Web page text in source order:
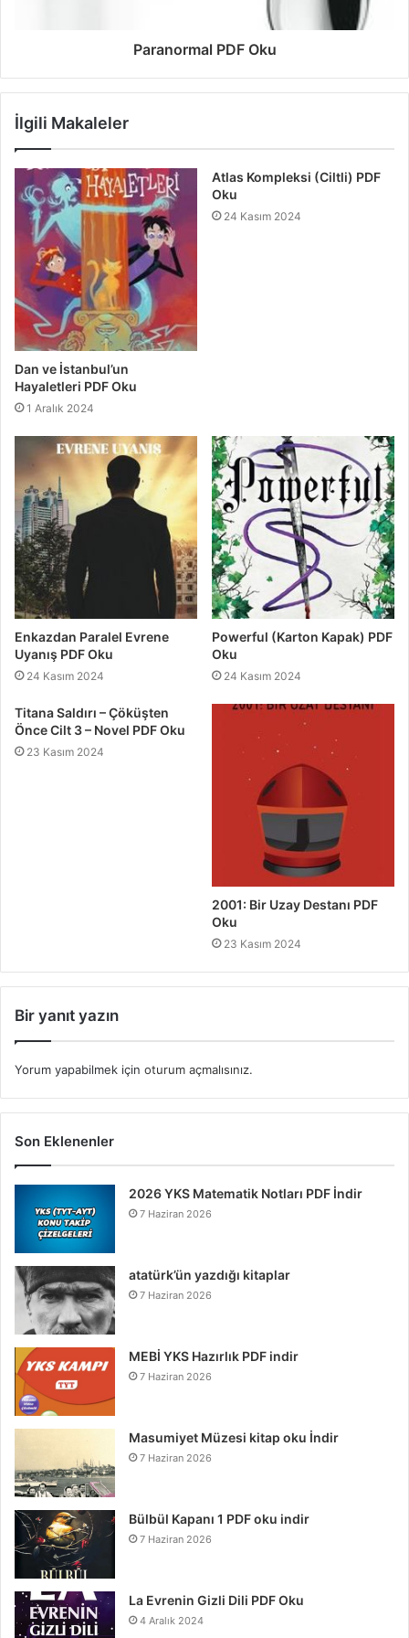
Paranormal PDF Oku
İlgili Makaleler
Dan ve İstanbul’un
Hayaletleri PDF Oku
1 Aralık 2024
Atlas Kompleksi (Ciltli) PDF
Oku
24 Kasım 2024
Enkazdan Paralel Evrene
Uyanış PDF Oku
24 Kasım 2024
Powerful (Karton Kapak) PDF
Oku
24 Kasım 2024
Titana Saldırı – Çöküşten
Önce Cilt 3 – Novel PDF Oku
23 Kasım 2024
2001: Bir Uzay Destanı PDF
Oku
23 Kasım 2024
Bir yanıt yazın
Yorum yapabilmek için oturum açmalısınız.
Son Eklenenler
2026 YKS Matematik Notları PDF İndir
7 Haziran 2026
atatürk’ün yazdığı kitaplar
7 Haziran 2026
MEBİ YKS Hazırlık PDF indir
7 Haziran 2026
Masumiyet Müzesi kitap oku İndir
7 Haziran 2026
Bülbül Kapanı 1 PDF oku indir
7 Haziran 2026
La Evrenin Gizli Dili PDF Oku
4 Aralık 2024